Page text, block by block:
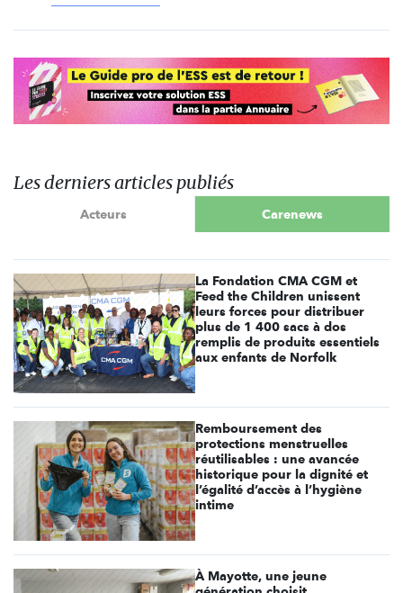
Les derniers articles publiés
Acteurs Carenews
La Fondation CMA CGM et
Feed the Children unissent
leurs forces pour distribuer
plus de 1 400 sacs à dos
remplis de produits essentiels
aux enfants de Norfolk
Remboursement des
protections menstruelles
réutilisables : une avancée
historique pour la dignité et
l’égalité d’accès à l’hygiène
intime
À Mayotte, une jeune